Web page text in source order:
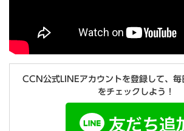
CCN公式LINEアカウントを登録して、毎
をチェックしよう！